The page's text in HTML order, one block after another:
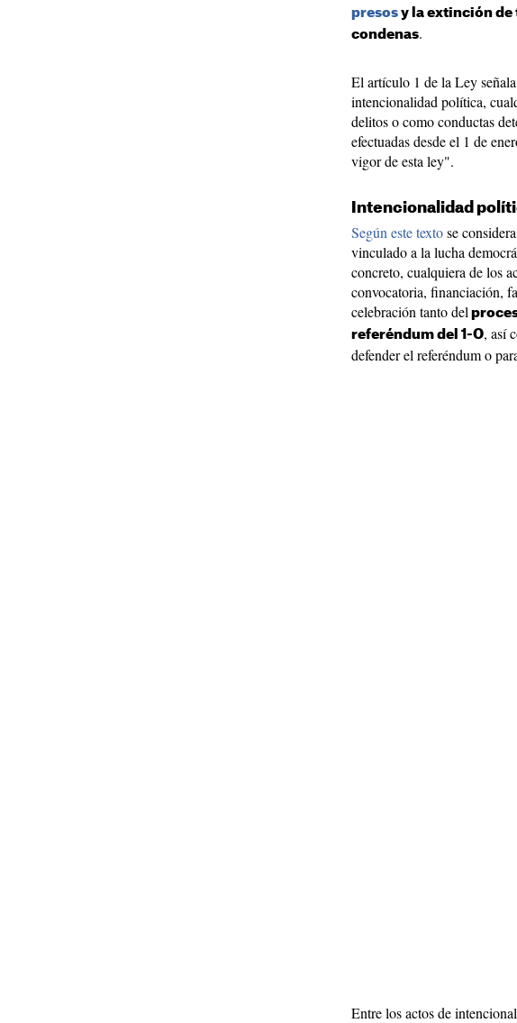
presos y la extinción de
condenas.
El artículo 1 de la Ley
intencionalidad política,
delitos o como conductas
efectuadas desde el 1 de
vigor de esta ley".
Intencionalidad
Según este textose
vinculado a la lucha
concreto, cualquiera de los
convocatoria, financiación,
celebración tanto del
referéndum del 1-O, así
defender el referéndum o
Entre los actos de